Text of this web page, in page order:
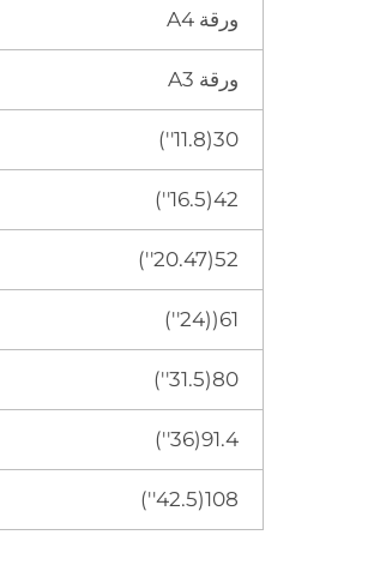
ورقة A4
ورقة A3
30(11.8'')
42(16.5'')
52(20.47'')
61((24'')
80(31.5'')
91.4(36'')
108(42.5'')